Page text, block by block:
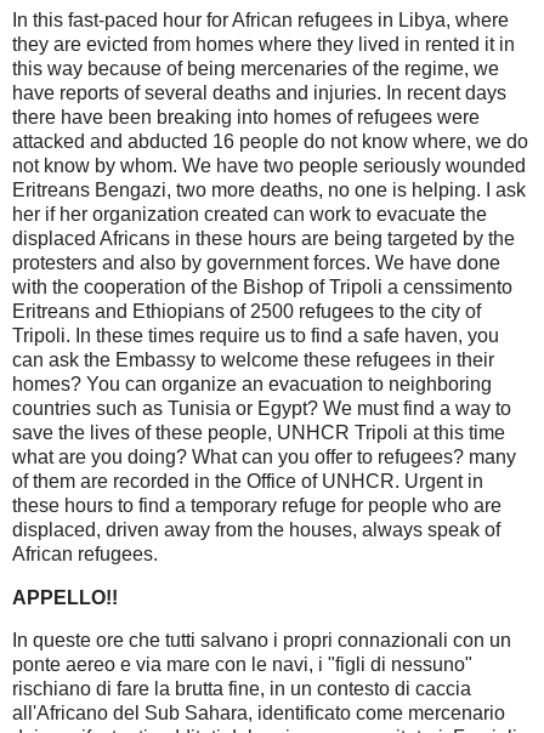
In this fast-paced hour forAfrican refugees in Libya, where
they are evicted from homes where they lived in rented it in
this way because of being mercenaries of the regime, we
have reports of several deaths and injuries. In recent days
there have been breaking into homes of refugees were
attacked and abducted 16 people do not know where, we do
not know by whom. We have two people seriously wounded
Eritreans Bengazi, two more deaths, no one is helping.
I ask
her if her organization created can work to evacuate the
displaced Africans in these hours are being targeted by the
protesters and also by government forces. We have done
with the cooperation of the Bishop of Tripoli a censsimento
Eritreans and Ethiopians of 2500 refugees to the city of
Tripoli. In these times require us to find a safe haven, you
can ask the Embassy to welcome these refugees in their
homes? You can organize an evacuation to neighboring
countries such as Tunisia or Egypt? We must find a way to
save the lives of these people, UNHCR Tripoli at this time
what are you doing? What can you offer to refugees? many
of them are recorded in the Office of UNHCR. Urgent in
these hours to find a temporary refuge for people who are
displaced, driven away from the houses, always speak of
African refugees.
APPELLO!!
In queste ore che tutti salvano i propri connazionali con un
ponte aereo e via mare con le navi, i "figli di nessuno"
rischiano di fare la brutta fine, in un contesto di caccia
all'Africano del Sub Sahara, identificato come mercenario